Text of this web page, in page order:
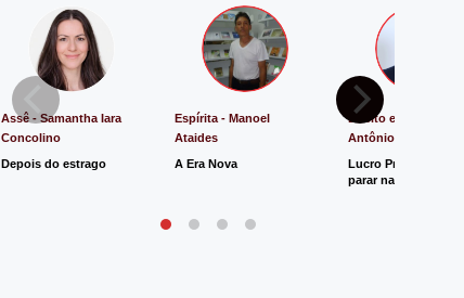
Assê - Samantha Iara
Concolino
Depois do estrago
Espírita - Manoel
Ataides
A Era Nova
Direito e Justiça -
Antônio de Souza
Lucro Presumido
parar na Justiça